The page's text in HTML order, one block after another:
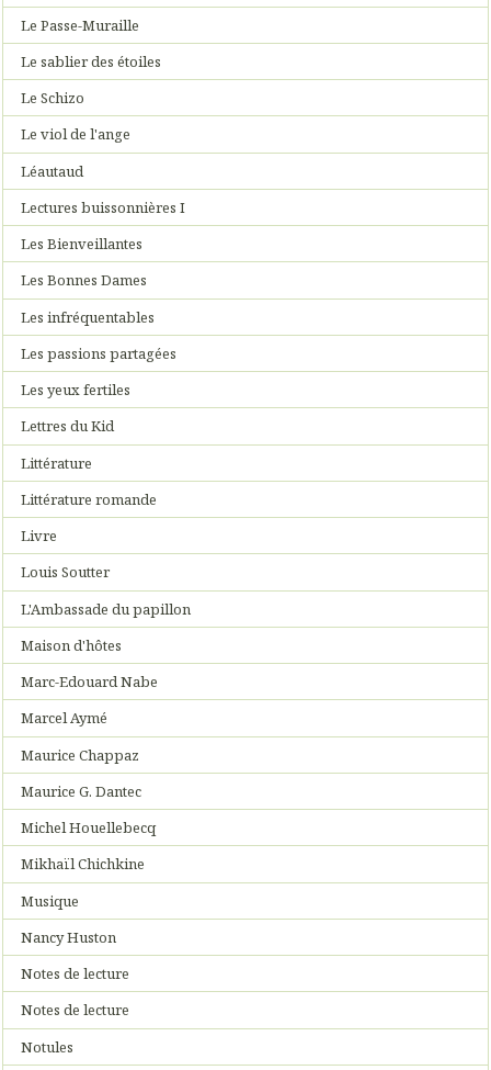
Le Passe-Muraille
Le sablier des étoiles
Le Schizo
Le viol de l'ange
Léautaud
Lectures buissonnières I
Les Bienveillantes
Les Bonnes Dames
Les infréquentables
Les passions partagées
Les yeux fertiles
Lettres du Kid
Littérature
Littérature romande
Livre
Louis Soutter
L'Ambassade du papillon
Maison d'hôtes
Marc-Edouard Nabe
Marcel Aymé
Maurice Chappaz
Maurice G. Dantec
Michel Houellebecq
Mikhaïl Chichkine
Musique
Nancy Huston
Notes de lecture
Notes de lecture
Notules